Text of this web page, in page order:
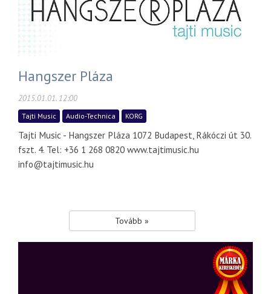
Hangszer Pláza
2015.01.01. 12:00
Tajti Music Audio-Technica KORG
Tajti Music - Hangszer Pláza 1072 Budapest, Rákóczi út 30.
fszt. 4. Tel: +36 1 268 0820 www.tajtimusic.hu
info@tajtimusic.hu
Tovább »